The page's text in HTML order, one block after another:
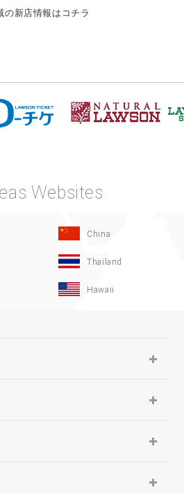
の新店情報はコチラ
Websites
China
Thailand
Hawaii